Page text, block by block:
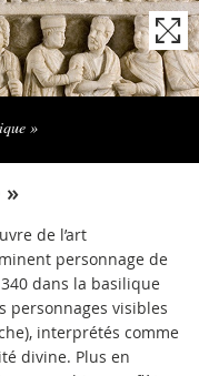
»
»
de l’art
personnage de
dans la basilique
personnages visibles
interprétés comme
divine. Plus en